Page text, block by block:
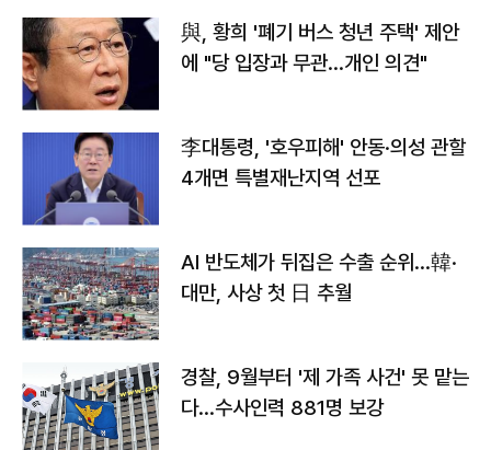
與, 황희 '폐기 버스 청년 주택' 제안
에 "당 입장과 무관…개인 의견"
李대통령, '호우피해' 안동·의성 관할
4개면 특별재난지역 선포
AI 반도체가 뒤집은 수출 순위…韓·
대만, 사상 첫 日 추월
경찰, 9월부터 '제 가족 사건' 못 맡는
다…수사인력 881명 보강